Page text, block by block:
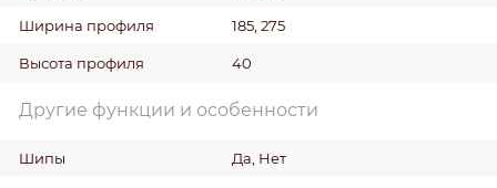
Ширина профиля 185, 275
Высота профиля 40
Другие функции и особенности
Шипы Да, Нет